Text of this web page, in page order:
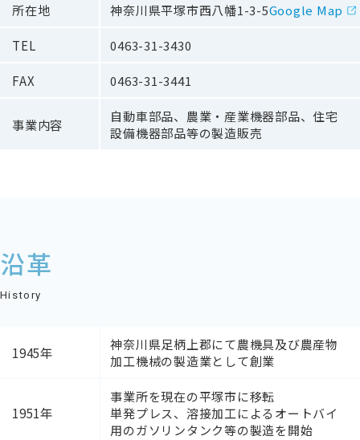
所在地 神奈川県平塚市西八幡1-3-5Google Map
TEL 0463-31-3430
FAX 0463-31-3441
事業内容
自動車部品、農業・産業機器部品、住宅
設備機器部品等の製造販売
沿革
History
1945年
神奈川県足柄上郡にて農機具及び農産物
加工機械の製造業として創業
1951年
事業所を現在の平塚市に移転
単発プレス、溶接加工によるオートバイ
用のガソリンタンク等の製造を開始